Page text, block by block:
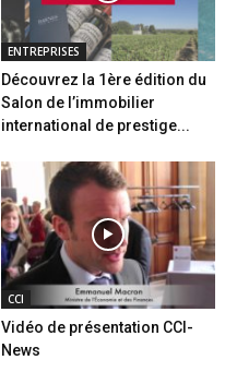
ENTREPRISES
Découvrez la 1ère édition du
Salon de l’immobilier
international de prestige...
CCI
Vidéo de présentation CCI-
News